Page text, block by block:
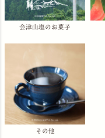
会津山塩のお菓子
その他